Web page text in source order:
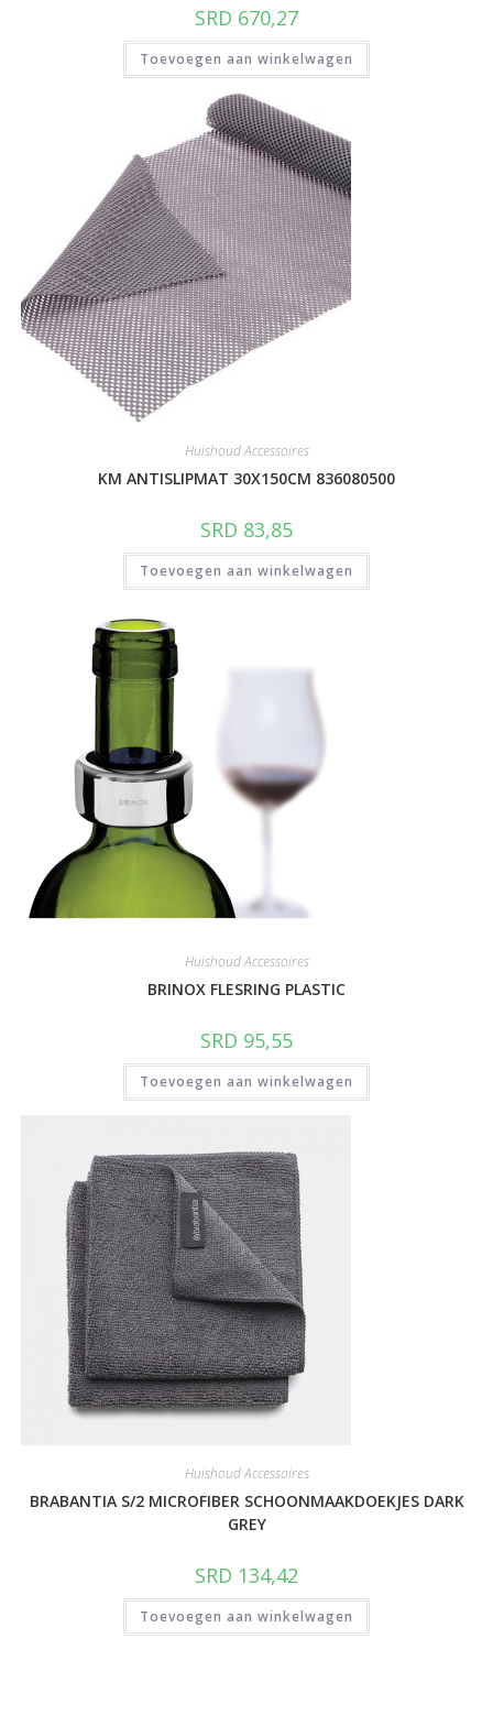
SRD 670,27
Toevoegen aan winkelwagen
Huishoud Accessoires
KM ANTISLIPMAT 30X150CM 836080500
SRD 83,85
Toevoegen aan winkelwagen
Huishoud Accessoires
BRINOX FLESRING PLASTIC
SRD 95,55
Toevoegen aan winkelwagen
Huishoud Accessoires
BRABANTIA S/2 MICROFIBER SCHOONMAAKDOEKJES DARK
GREY
SRD 134,42
Toevoegen aan winkelwagen